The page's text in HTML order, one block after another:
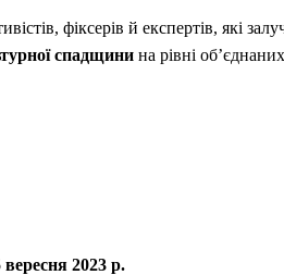
фіксерів й експертів, які
спадщини на рівні
вересня 2023 р.